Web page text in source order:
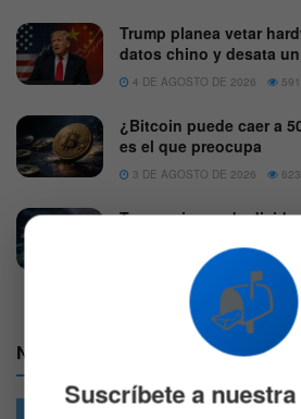
Trump planea vetar
datos chino y desata
4 DE AGOSTO DE 2026 591
¿Bitcoin puede caer a
es el que preocupa
3 DE AGOSTO DE 2026 623
Tres acciones de
5 DE AGOSTO DE 2026 608
Nuestras Redes:
📬
Suscríbete a